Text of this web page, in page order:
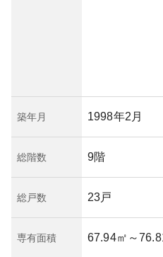
築年月 1998年2月
総階数 9階
総戸数 23戸
専有面積 67.94㎡ ～